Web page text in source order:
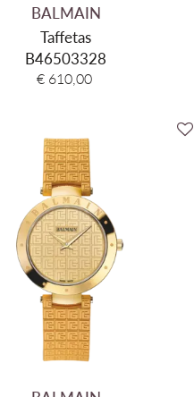
BALMAIN
Taffetas
B46503328
€ 610,00